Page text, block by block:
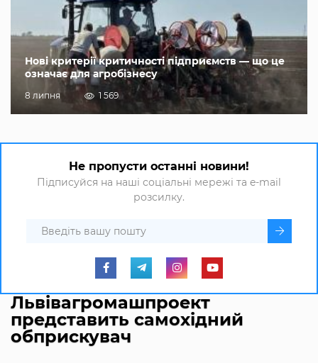
Нові критерії критичності підприємств — що це
означає для агробізнесу
8 липня 1 569
Не пропусти останні новини!
Підписуйся на наші соціальні мережі та e-mail
розсилку.
Львівагромашпроект
представить самохідний
обприскувач